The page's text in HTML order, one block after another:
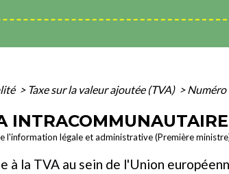
> Taxe sur la valeur ajoutée (TVA) >
INTRACOMMUNAUTAIRE
l'information légale et administrative (Première
à la TVA au sein de l'Union